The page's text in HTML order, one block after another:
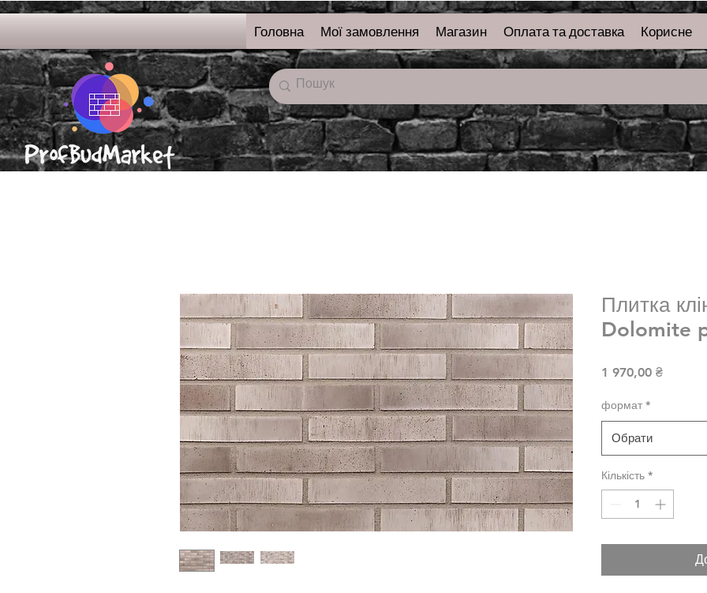
онлайн-магазин
будівельних матерялі
Головна Мої замовлення Магазин Оплата та доставка Корисне
Плитка
Dolomite
1 970,00 ₴Ціна
формат *
Обрати
Кількість *